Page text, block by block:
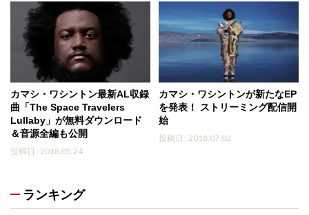
カマシ・ワシントン最新AL収録
曲「The Space Travelers
Lullaby」が無料ダウンロード
＆音源全編も公開
投稿日 : 2018.05.24
カマシ・ワシントンが新たなEP
を発表！ ストリーミング配信開
始
投稿日 : 2018.07.02
ランキング